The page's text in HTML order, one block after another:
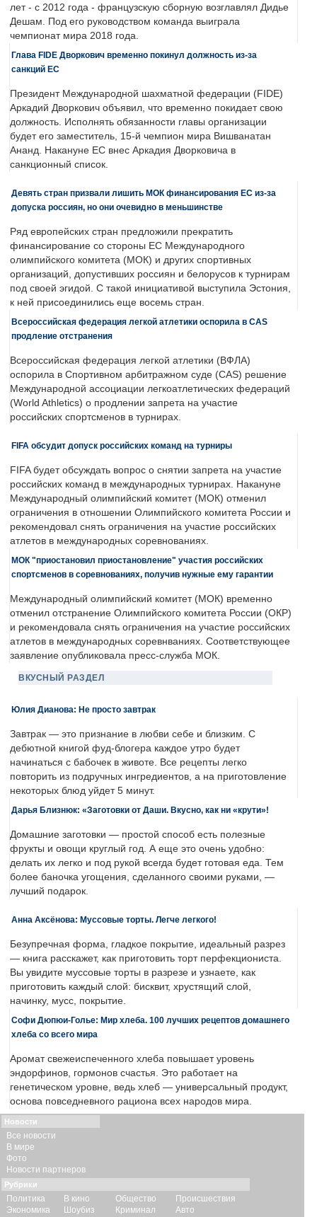
лет - с 2012 года - французскую сборную возглавлял Дидье
Дешам. Под его руководством команда выиграла
чемпионат мира 2018 года.
Глава FIDE Дворкович временно покинул должность из-за
санкций ЕС
Президент Международной шахматной федерации (FIDE)
Аркадий Дворкович объявил, что временно покидает свою
должность. Исполнять обязанности главы организации
будет его заместитель, 15-й чемпион мира Вишванатан
Ананд. Накануне ЕС внес Аркадия Дворковича в
санкционный список.
Девять стран призвали лишить МОК финансирования ЕС из-за
допуска россиян, но они очевидно в меньшинстве
Ряд европейских стран предложили прекратить
финансирование со стороны ЕС Международного
олимпийского комитета (МОК) и других спортивных
организаций, допустивших россиян и белорусов к турнирам
под своей эгидой. С такой инициативой выступила Эстония,
к ней присоединились еще восемь стран.
Всероссийская федерация легкой атлетики оспорила в CAS
продление отстранения
Всероссийская федерация легкой атлетики (ВФЛА)
оспорила в Спортивном арбитражном суде (CAS) решение
Международной ассоциации легкоатлетических федераций
(World Athletics) о продлении запрета на участие
российских спортсменов в турнирах.
FIFA обсудит допуск российских команд на турниры
FIFA будет обсуждать вопрос о снятии запрета на участие
российских команд в международных турнирах. Накануне
Международный олимпийский комитет (МОК) отменил
ограничения в отношении Олимпийского комитета России и
рекомендовал снять ограничения на участие российских
атлетов в международных соревнованиях.
МОК "приостановил приостановление" участия российских
спортсменов в соревнованиях, получив нужные ему гарантии
Международный олимпийский комитет (МОК) временно
отменил отстранение Олимпийского комитета России (ОКР)
и рекомендовала снять ограничения на участие российских
атлетов в международных соревнваниях. Соответствующее
заявление опубликовала пресс-служба МОК.
ВКУСНЫЙ РАЗДЕЛ
Юлия Дианова: Не просто завтрак
Завтрак — это признание в любви себе и близким. С
дебютной книгой фуд-блогера каждое утро будет
начинаться с бабочек в животе. Все рецепты легко
повторить из подручных ингредиентов, а на приготовление
некоторых блюд уйдет 5 минут.
Дарья Близнюк: «Заготовки от Даши. Вкусно, как ни «крути»!
Домашние заготовки — простой способ есть полезные
фрукты и овощи круглый год. А еще это очень удобно:
делать их легко и под рукой всегда будет готовая еда. Тем
более баночка угощения, сделанного своими руками, —
лучший подарок.
Анна Аксёнова: Муссовые торты. Легче легкого!
Безупречная форма, гладкое покрытие, идеальный разрез
— книга расскажет, как приготовить торт перфекциониста.
Вы увидите муссовые торты в разрезе и узнаете, как
приготовить каждый слой: бисквит, хрустящий слой,
начинку, мусс, покрытие.
Софи Дюпюи-Голье: Мир хлеба. 100 лучших рецептов домашнего
хлеба со всего мира
Аромат свежеиспеченного хлеба повышает уровень
эндорфинов, гормонов счастья. Это работает на
генетическом уровне, ведь хлеб — универсальный продукт,
основа повседневного рациона всех народов мира.
Новости
Все новости
В мире
Фото
Новости партнеров
Рубрики
Политика
Экономика
В кино
Шоубиз
Общество
Криминал
Происшествия
Авто